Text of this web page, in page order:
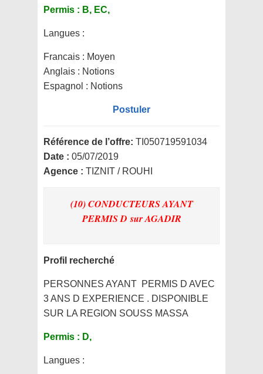
Permis : B, EC,
Langues :
Francais : Moyen
Anglais : Notions
Espagnol : Notions
Postuler
Référence de l’offre: TI050719591034
Date : 05/07/2019
Agence : TIZNIT / ROUHI
(10) CONDUCTEURS AYANT
PERMIS Dsur AGADIR
Profil recherché
PERSONNES AYANT PERMIS D AVEC
3 ANS D EXPERIENCE . DISPONIBLE
SUR LA REGION SOUSS MASSA
Permis : D,
Langues :